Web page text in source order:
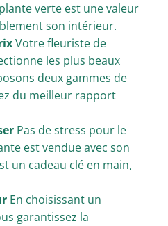
verte est une valeur
son intérieur.
Votre fleuriste de
les plus beaux
deux gammes de
du meilleur rapport
Pas de stress pour le
est vendue avec son
un cadeau clé en main,
En choisissant un
garantissez la